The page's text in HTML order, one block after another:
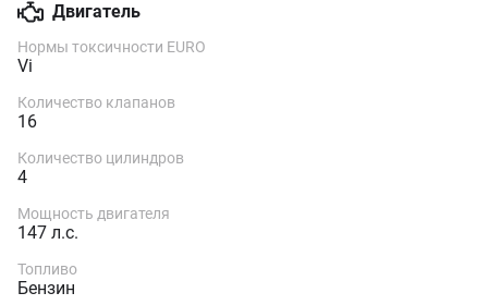
Двигатель
Нормы токсичности EURO
Vi
Количество клапанов
16
Количество цилиндров
4
Мощность двигателя
147 л.с.
Топливо
Бензин